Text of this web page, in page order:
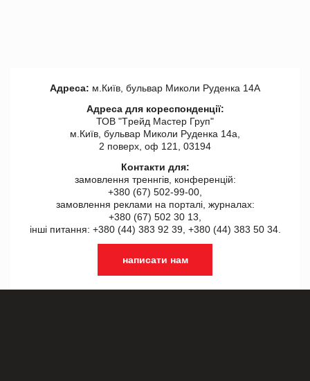
Адреса: м.Київ, бульвар Миколи Руденка 14А
Адреса для кореспонденції:
ТОВ "Tрейд Мастер Груп"
м.Київ, бульвар Миколи Руденка 14а,
2 поверх, оф 121, 03194
Контакти для:
замовлення треннгів, конференцій:
+380 (67) 502-99-00,
замовлення реклами на порталі, журналах:
+380 (67) 502 30 13,
інші питання: +380 (44) 383 92 39, +380 (44) 383 50 34.
написати нам